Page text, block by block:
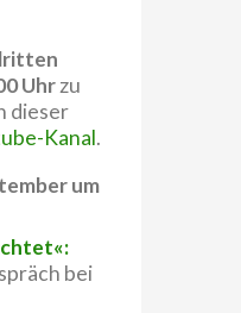
Uhrzu
dieser
Kanal.
um
bei